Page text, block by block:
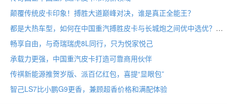
颠覆传统皮卡印象！搏胜大道巅峰对决，谁是真正全能王？
都是大热车型，如何在中国重汽搏胜皮卡与长城炮之间优中选优？
畅享自由，与奇瑞瑞虎8L同行，只为悦家悦己
承载力更强，中国重汽皮卡打造可靠商用伙伴
传祺新能源推贺岁版、派百亿红包，喜提“显眼包”
智己LS7比小鹏G9更香，兼顾超香价格和满配体验